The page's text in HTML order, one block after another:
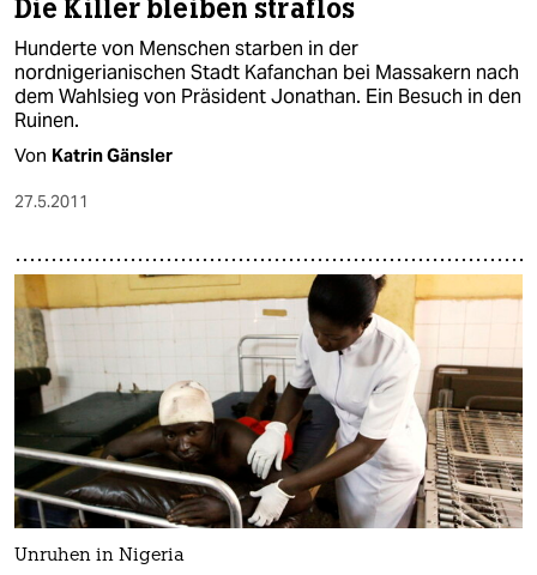
Die Killer bleiben straflos
Hunderte von Menschen starben in der
nordnigerianischen Stadt Kafanchan bei Massakern nach
dem Wahlsieg von Präsident Jonathan. Ein Besuch in den
Ruinen.
Von Katrin Gänsler
27.5.2011
Unruhen in Nigeria